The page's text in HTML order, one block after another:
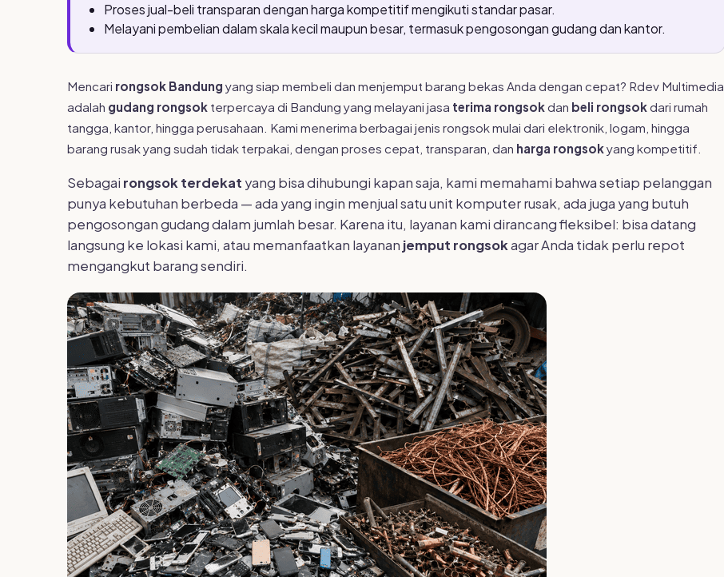
Proses jual-beli transparan dengan harga kompetitif mengikuti standar pasar.
Melayani pembelian dalam skala kecil maupun besar, termasuk pengosongan gudang dan kantor.
Mencari rongsok Bandung yang siap membeli dan menjemput barang bekas Anda dengan cepat? Rdev Multimedia
adalah gudang rongsok terpercaya di Bandung yang melayani jasa terima rongsokdan beli rongsokdari rumah
tangga, kantor, hingga perusahaan. Kami menerima berbagai jenis rongsok mulai dari elektronik, logam, hingga
barang rusak yang sudah tidak terpakai, dengan proses cepat, transparan, dan harga rongsokyang kompetitif.
Sebagai rongsok terdekat yang bisa dihubungi kapan saja, kami memahami bahwa setiap pelanggan
punya kebutuhan berbeda — ada yang ingin menjual satu unit komputer rusak, ada juga yang butuh
pengosongan gudang dalam jumlah besar. Karena itu, layanan kami dirancang fleksibel: bisa datang
langsung ke lokasi kami, atau memanfaatkan layanan jemput rongsokagar Anda tidak perlu repot
mengangkut barang sendiri.